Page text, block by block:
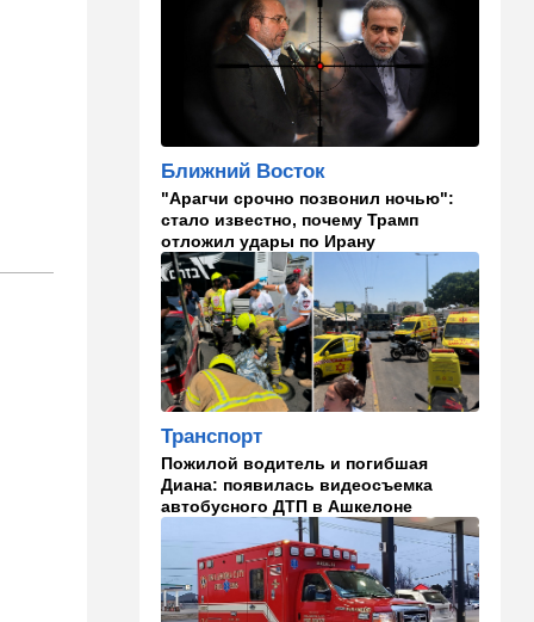
Общество
Главное забыл: летевший в
Израиль рейс оказался под
угрозой
20:50 Израиль
Как будто знал: известного
израильского певца и поэта
раздавил собственный
автомобиль
20:37 Публицистика
Цена "эффективности":
почему новые правила ПДД
бьют по правам водителей
19:30 Транспорт
Пожилой водитель и
погибшая Диана: появилась
видеосъемка автобусного
ДТП в Ашкелоне
18:38 Транспорт
Подарок к праздникам:
американские авиалинии
Ближний Восток
"Арагчи срочно позвонил ночью":
стало известно, почему Трамп
отложил удары по Ирану
Транспорт
Пожилой водитель и погибшая
Диана: появилась видеосъемка
автобусного ДТП в Ашкелоне